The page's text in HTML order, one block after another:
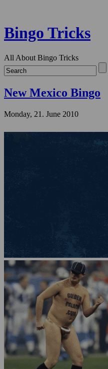
Bingo Tricks
All About Bingo Tricks
New Mexico Bingo
Monday, 21. June 2010